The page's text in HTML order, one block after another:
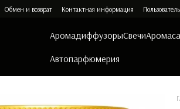
Обмен и возврат Контактная информация
АромадиффузорыСвечи
Автопарфюмерия